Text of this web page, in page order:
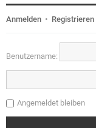
Anmelden • Registrieren
Benutzername:
Angemeldet bleiben